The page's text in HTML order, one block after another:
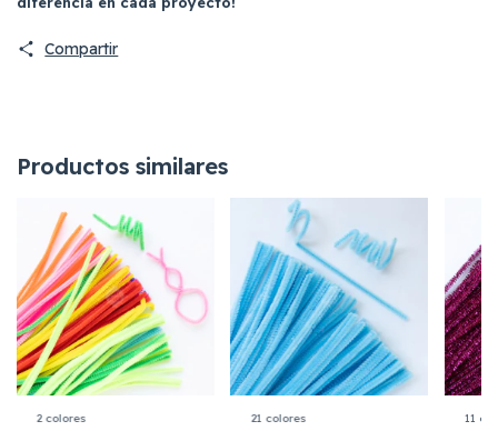
Compartir
Productos similares
2 colores 21 colores 11